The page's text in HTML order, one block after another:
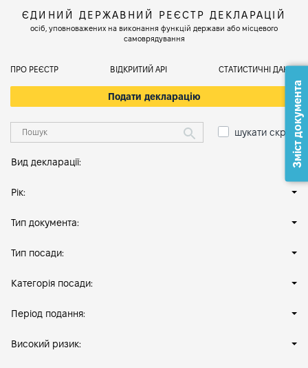
ЄДИНИЙ ДЕРЖАВНИЙ РЕЄСТР ДЕКЛАРАЦІЙ
осіб, уповноважених на виконання функцій держави або місцевого
самоврядування
ПРО РЕЄСТР ВІДКРИТИЙ АРІ СТАТИСТИЧНІ ДАНІ
Подати декларацію
шукати скрізь
Вид декларації:
Рік:
Тип документа:
Тип посади:
Категорія посади:
Період подання:
Високий ризик:
Зміст документа